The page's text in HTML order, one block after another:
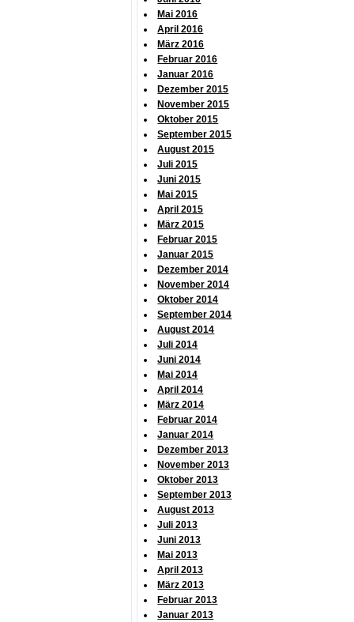
Mai 2016
April 2016
März 2016
Februar 2016
Januar 2016
Dezember 2015
November 2015
Oktober 2015
September 2015
August 2015
Juli 2015
Juni 2015
Mai 2015
April 2015
März 2015
Februar 2015
Januar 2015
Dezember 2014
November 2014
Oktober 2014
September 2014
August 2014
Juli 2014
Juni 2014
Mai 2014
April 2014
März 2014
Februar 2014
Januar 2014
Dezember 2013
November 2013
Oktober 2013
September 2013
August 2013
Juli 2013
Juni 2013
Mai 2013
April 2013
März 2013
Februar 2013
Januar 2013